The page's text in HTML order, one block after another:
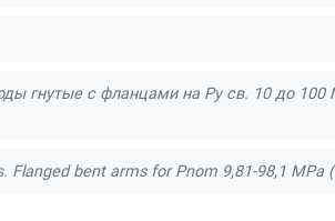
гнутые с фланцами на Ру св. 10 до
Flanged bent arms for Pnom 9,81-98,1